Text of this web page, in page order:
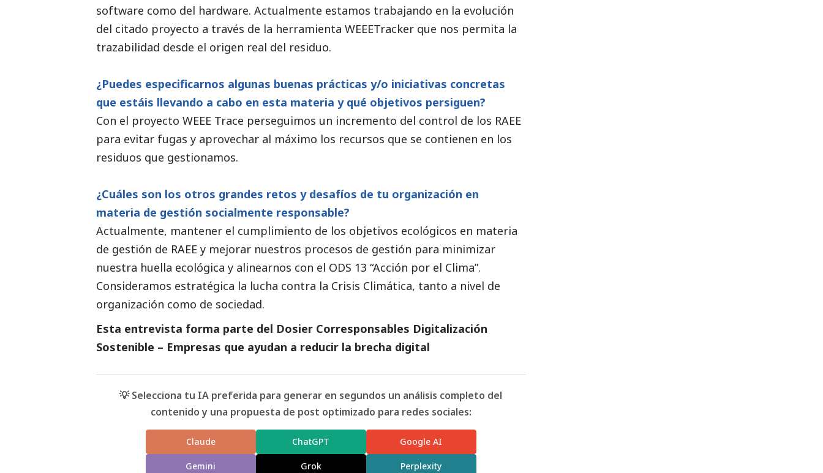
software como del hardware. Actualmente estamos trabajando en la evolución
del citado proyecto a través de la herramienta WEEETracker que nos permita la
trazabilidad desde el origen real del residuo.
¿Puedes especificarnos algunas buenas prácticas y/o iniciativas concretas
que estáis llevando a cabo en esta materia y qué objetivos persiguen?
Con el proyecto WEEE Trace perseguimos un incremento del control de los RAEE
para evitar fugas y aprovechar al máximo los recursos que se contienen en los
residuos que gestionamos.
¿Cuáles son los otros grandes retos y desafíos de tu organización en
materia de gestión socialmente responsable?
Actualmente, mantener el cumplimiento de los objetivos ecológicos en materia
de gestión de RAEE y mejorar nuestros procesos de gestión para minimizar
nuestra huella ecológica y alinearnos con el ODS 13 “Acción por el Clima”.
Consideramos estratégica la lucha contra la Crisis Climática, tanto a nivel de
organización como de sociedad.
Esta entrevista forma parte del Dosier Corresponsables Digitalización
Sostenible – Empresas que ayudan a reducir la brecha digital
💡 Selecciona tu IA preferida para generar en segundos un análisis completo del
contenido y una propuesta de post optimizado para redes sociales:
Claude ChatGPT Google AI
Gemini Grok Perplexity